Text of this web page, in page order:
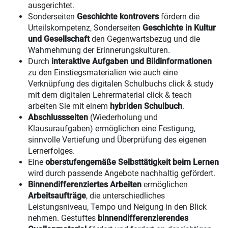
ausgerichtet.
Sonderseiten Geschichte kontroversfördern die
Urteilskompetenz, Sonderseiten Geschichte in Kultur
und Gesellschaftden Gegenwartsbezug und die
Wahrnehmung der Erinnerungskulturen.
Durch interaktive Aufgaben und Bildinformationen
zu den Einstiegsmaterialien wie auch eine
Verknüpfung des digitalen Schulbuchs click & study
mit dem digitalen Lehrermaterial click & teach
arbeiten Sie mit einem hybriden Schulbuch.
Abschlussseiten (Wiederholung und
Klausuraufgaben) ermöglichen eine Festigung,
sinnvolle Vertiefung und Überprüfung des eigenen
Lernerfolges.
Eine oberstufengemäße Selbsttätigkeit beim Lernen
wird durch passende Angebote nachhaltig gefördert.
Binnendifferenziertes Arbeiten ermöglichen
Arbeitsaufträge, die unterschiedliches
Leistungsniveau, Tempo und Neigung in den Blick
nehmen. Gestuftes binnendifferenzierendes